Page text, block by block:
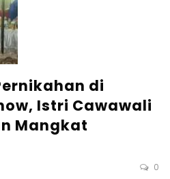
di
Istri Cawawali
Mangkat
0